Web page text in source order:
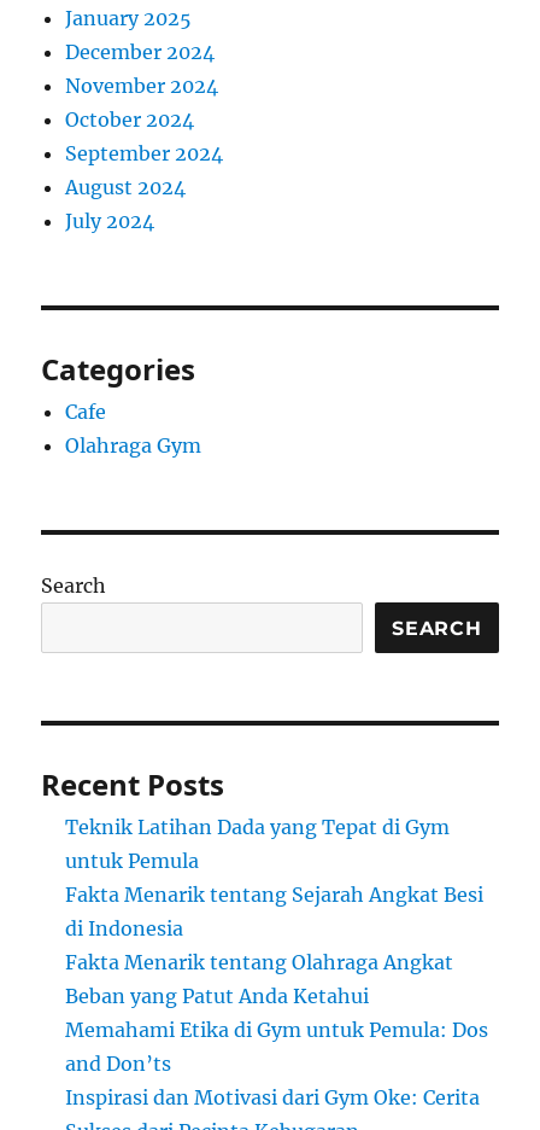
January 2025
December 2024
November 2024
October 2024
September 2024
August 2024
July 2024
Categories
Cafe
Olahraga Gym
Search
SEARCH
Recent Posts
Teknik Latihan Dada yang Tepat di Gym
untuk Pemula
Fakta Menarik tentang Sejarah Angkat Besi
di Indonesia
Fakta Menarik tentang Olahraga Angkat
Beban yang Patut Anda Ketahui
Memahami Etika di Gym untuk Pemula: Dos
and Don’ts
Inspirasi dan Motivasi dari Gym Oke: Cerita